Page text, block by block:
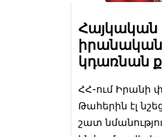
Հայկական
կդառնան
ՀՀ-ում Իրանի
Թահերին էլ
շատ